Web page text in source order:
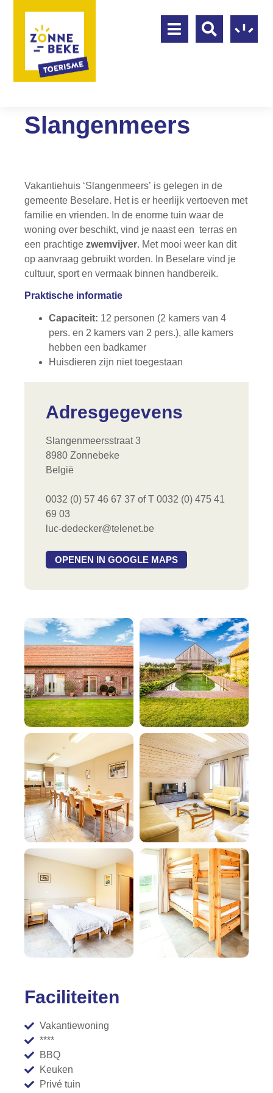
Slangenmeers
Vakantiehuis ‘Slangenmeers’ is gelegen in de
gemeente Beselare. Het is er heerlijk vertoeven met
familie en vrienden. In de enorme tuin waar de
woning over beschikt, vind je naast een terras en
een prachtige zwemvijver. Met mooi weer kan dit
op aanvraag gebruikt worden. In Beselare vind je
cultuur, sport en vermaak binnen handbereik.
Praktische informatie
Capaciteit: 12 personen (2 kamers van 4
pers. en 2 kamers van 2 pers.), alle kamers
hebben een badkamer
Huisdieren zijn niet toegestaan
Adresgegevens
Slangenmeersstraat 3
8980 Zonnebeke
België
0032 (0) 57 46 67 37 of T 0032 (0) 475 41
69 03
luc-dedecker@telenet.be
OPENEN IN GOOGLE MAPS
Faciliteiten
Vakantiewoning
****
BBQ
Keuken
Privé tuin